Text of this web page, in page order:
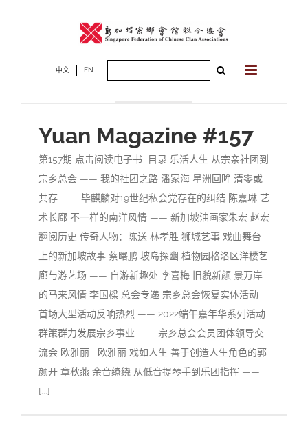
中文 EN
2022年09月16
Yuan Magazine #157
第157期 点击阅读电子书 目录 乐活人生 从宗亲社团到
宗乡总会 —— 我的社团之路 潘家海 星洲回眸 清零或
共存 —— 毕麒麟对19世纪私会党存在的纠结 陈嘉琳 艺
术长廊 不一样的南洋风情 —— 新加坡油画家朱宏 赵宏
翻阅历史 传奇人物：陈送 林孝胜 狮城艺事 戏曲舞台
上的新加坡故事 蔡曙鹏 坡岛探幽 植物园格洛区洋楼艺
廊与游艺场 —— 自游新趣处 李喜梅 旧貌新颜 景万岸
的马来风情 李国樑 总会专递 宗乡总会恢复实体活动
首场大型活动反响热烈 —— 2022端午嘉年华系列活动
群策群力发展宗乡事业 —— 宗乡总会会员团体领导交
流会 欧雅丽 欧雅丽 戏如人生 善于创造人生角色的郭
颜开 章秋燕 余音缭绕 从低音提琴手到乐团指挥 ——
[...]